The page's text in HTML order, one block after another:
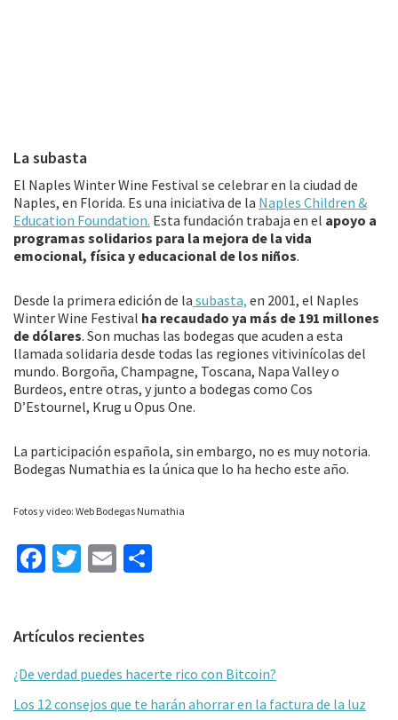
La subasta
El Naples Winter Wine Festival se celebrar en la ciudad de
Naples, en Florida. Es una iniciativa de la Naples Children &
Education Foundation. Esta fundación trabaja en el apoyo a
programas solidarios para la mejora de la vida
emocional, física y educacional de los niños.
Desde la primera edición de la subasta, en 2001, el Naples
Winter Wine Festival ha recaudado ya más de 191 millones
de dólares. Son muchas las bodegas que acuden a esta
llamada solidaria desde todas las regiones vitivinícolas del
mundo. Borgoña, Champagne, Toscana, Napa Valley o
Burdeos, entre otras, y junto a bodegas como Cos
D’Estournel, Krug u Opus One.
La participación española, sin embargo, no es muy notoria.
Bodegas Numathia es la única que lo ha hecho este año.
Fotos y video: Web Bodegas Numathia
Fa
o
o
k
T
er
E
l
ar
tir
Barra
lateral
primaria
Artículos recientes
¿De verdad puedes hacerte rico con Bitcoin?
Los 12 consejos que te harán ahorrar en la factura de la luz